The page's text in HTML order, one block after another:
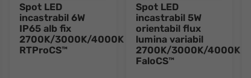
Spot LED
incastrabil 6W
IP65 alb fix
2700K/3000K/4000K
RTProCS™
Spot LED
incastrabil 5W
orientabil flux
lumina variabil
2700K/3000K/4000K
FaloCS™